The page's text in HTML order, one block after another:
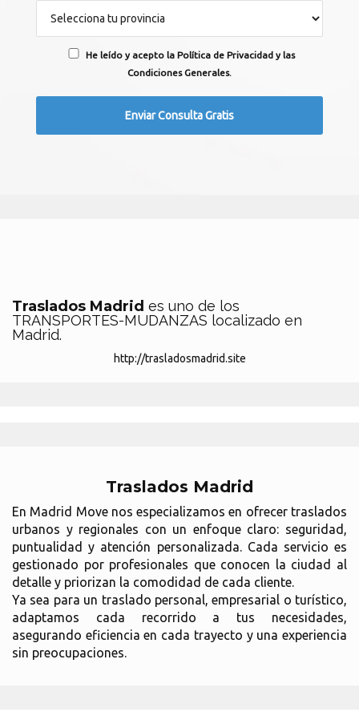
He leído y acepto la Política de Privacidad y las
Condiciones Generales.
Traslados Madrid es uno de los
TRANSPORTES-MUDANZAS localizado en
Madrid.
http://trasladosmadrid.site
Traslados Madrid
En Madrid Move nos especializamos en ofrecer traslados
urbanos y regionales con un enfoque claro: seguridad,
puntualidad y atención personalizada. Cada servicio es
gestionado por profesionales que conocen la ciudad al
detalle y priorizan la comodidad de cada cliente.
Ya sea para un traslado personal, empresarial o turístico,
adaptamos cada recorrido a tus necesidades,
asegurando eficiencia en cada trayecto y una experiencia
sin preocupaciones.